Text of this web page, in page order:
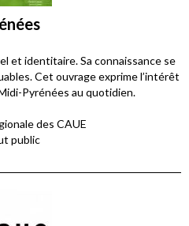
et identitaire. Sa connaissance se
Cet ouvrage exprime l’intérêt
Pyrénées au quotidien.
des CAUE
public